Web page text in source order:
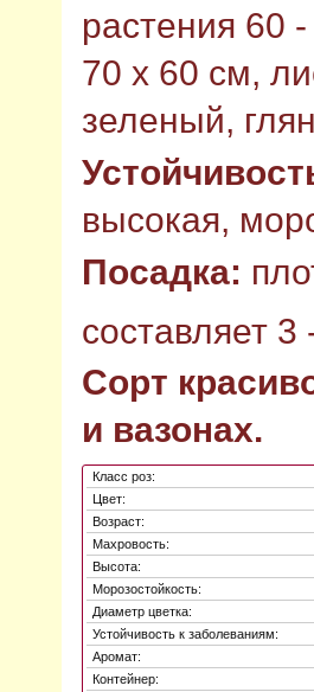
растения 60
70 х 60 см,
зеленый,
высокая,
Посадка:
составляет
Сорт
и вазонах.
Класс роз:
Цвет:
Возраст:
Махровость:
Высота:
Морозостойкость:
Диаметр цветка:
Устойчивость к заболеваниям:
Аромат:
Контейнер: